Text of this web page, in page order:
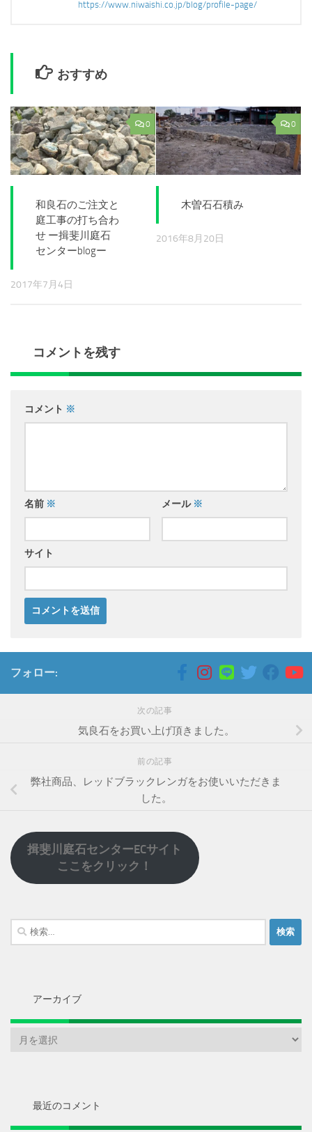
https://www.niwaishi.co.jp/blog/profile-page/
おすすめ
0
和良石のご注文と
庭工事の打ち合わ
せ ー揖斐川庭石
センターblogー
2017年7月4日
0
木曽石石積み
2016年8月20日
コメントを残す
コメント ※
名前 ※ メール ※
サイト
フォロー:
次の記事
気良石をお買い上げ頂きました。
前の記事
弊社商品、レッドブラックレンガをお使いいただきま
した。
揖斐川庭石センターECサイト
ここをクリック！
検
索:
アーカイブ
最近のコメント